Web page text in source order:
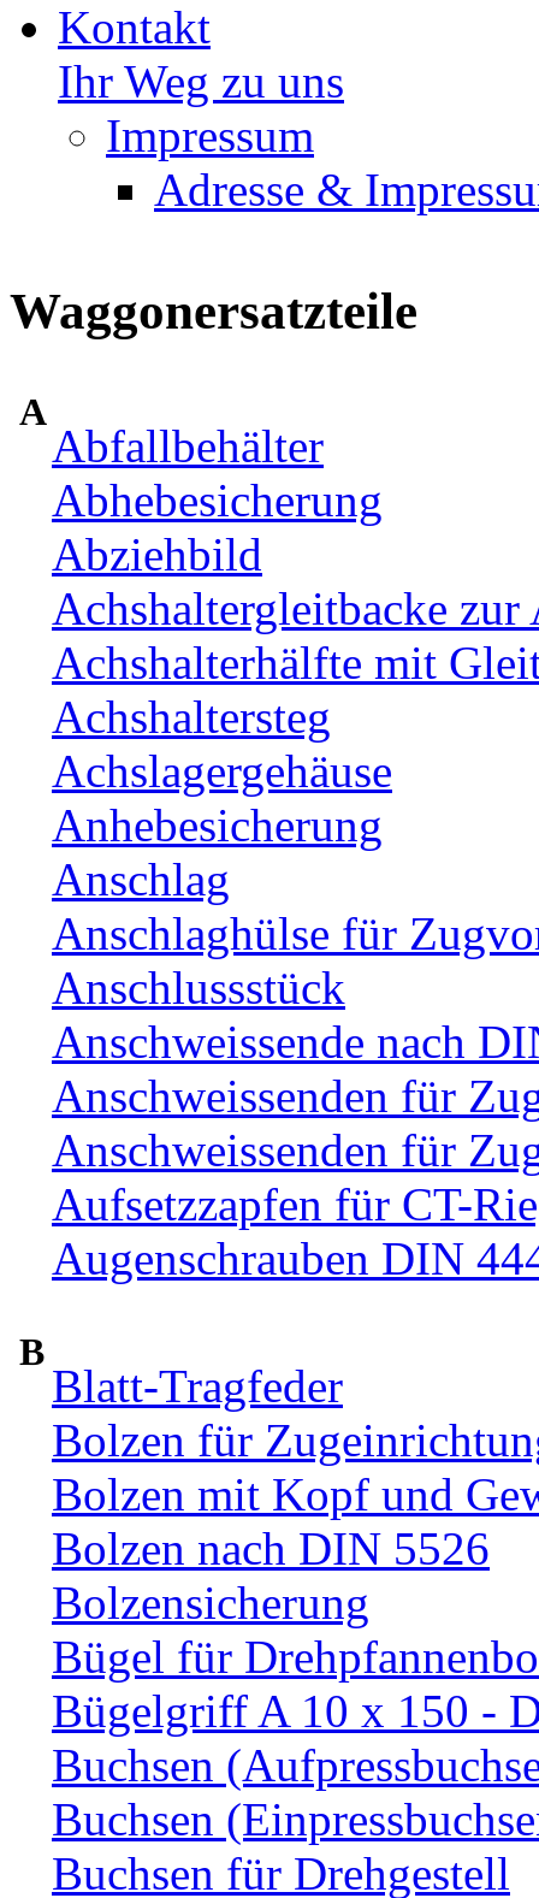
Kontakt
Ihr Weg zu uns
Impressum
Adresse &
Waggonersatzteile
A
Abfallbehälter
Abhebesicherung
Abziehbild
Achshaltergleitbacke zur
Achshalterhälfte mit
Achshaltersteg
Achslagergehäuse
Anhebesicherung
Anschlag
Anschlaghülse für
Anschlussstück
Anschweissende nach
Anschweissenden für
Anschweissenden für
Aufsetzzapfen für CT-
Augenschrauben DIN
B
Blatt-Tragfeder
Bolzen für
Bolzen mit Kopf und
Bolzen nach DIN 5526
Bolzensicherung
Bügel für
Bügelgriff A 10 x 150 -
Buchsen
Buchsen
Buchsen für Drehgestell